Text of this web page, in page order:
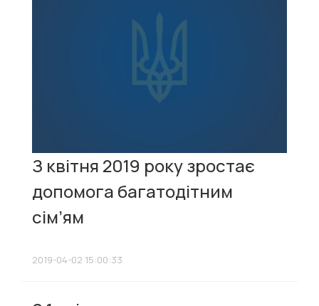
З квітня 2019 року зростає
допомога багатодітним
сім’ям
2019-04-02 15:00:33